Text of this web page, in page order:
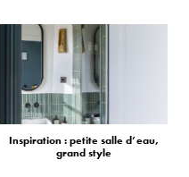
Inspiration : petite salle d’eau,
grand style